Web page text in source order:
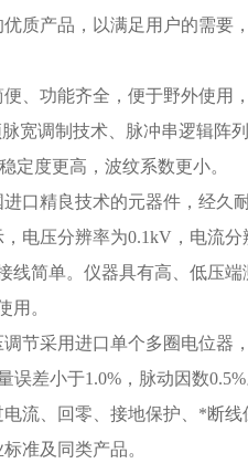
质产品，以满足用户的需要
、功能齐全，便于野外使用
宽调制技术、脉冲串逻辑阵
定度更高，波纹系数更小。
口精良技术的元器件，经久
电压分辨率为0.1kV，电流
线简单。仪器具有高、低压
用。
节采用进口单个多圈电位器
差小于1.0%，脉动因数0.5%
流、回零、接地保护、*断
准及同类产品。